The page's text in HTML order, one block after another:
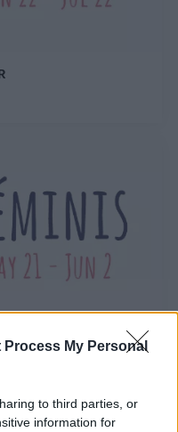
Process My Personal
to third parties, or
information for